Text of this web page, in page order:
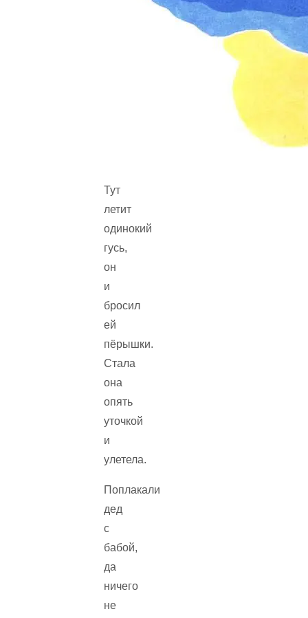
Тут
летит
одинокий
гусь,
он
и
бросил
ей
пёрышки.
Стала
она
опять
уточкой
и
улетела.
Поплакали
дед
с
бабой,
да
ничего
не